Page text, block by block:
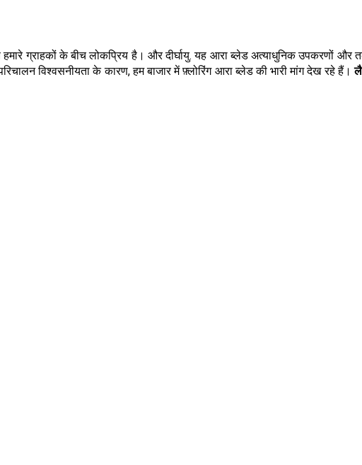
ग्राहकों के बीच लोकप्रिय है। और दीर्घायु. यह आरा ब्लेड अत्याधुनिक उपकरणों और
विश्वसनीयता के कारण, हम बाजार में फ़्लोरिंग आरा ब्लेड की भारी मांग देख रहे हैं।